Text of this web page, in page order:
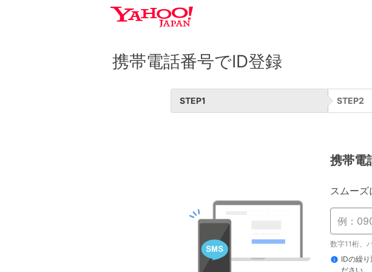
携帯電話番号でID登録
STEP1 STEP2
携帯電
スムーズ
数字11桁、
IDの繰
ださい。